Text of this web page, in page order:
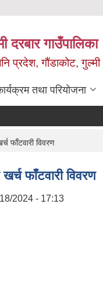
दरबार गाउँपालिका
प्रदेश, गौंडाकोट, गुल्मी
तथा परियोजना
फाँटवारी विवरण
फाँटवारी विवरण
2024 - 17:13